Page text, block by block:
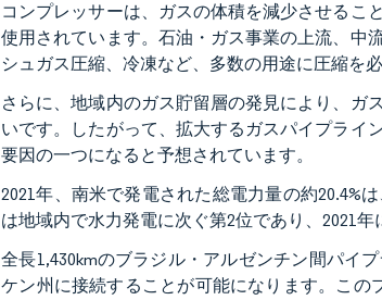
コンプレッサーは、ガスの体積を減少させるこ
使用されています。石油・ガス事業の上流、中
シュガス圧縮、冷凍など、多数の用途に圧縮を必
さらに、地域内のガス貯留層の発見により、ガ
いです。したがって、拡大するガスパイプライ
要因の一つになると予想されています。
2021年、南米で発電された総電力量の約20.4%
は地域内で水力発電に次ぐ第2位であり、2021
全長1,430kmのブラジル・アルゼンチン間パイ
ケン州に接続することが可能になります。この